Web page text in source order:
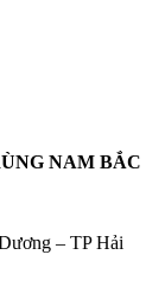
NAM BẮC
– TP Hải